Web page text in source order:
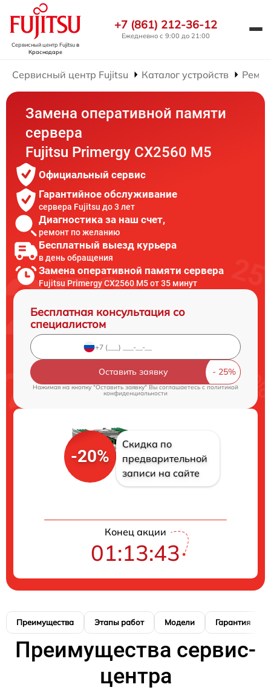
Сервисный центр Fujitsuв
Краснодаре
+7 (861) 212-36-12
Ежедневно с 9:00 до 21:00
Сервисный центр Fujitsu Каталог устройств
Замена оперативной памяти
сервера
Fujitsu Primergy CX2560 M5
Официальный сервис
Гарантийное обслуживание
сервера Fujitsu до 3 лет
Диагностика за наш счет,
ремонт по желанию
Бесплатный выезд курьера
в день обращения
Замена оперативной памяти сервера
Fujitsu Primergy CX2560 M5 от 35 минут
Бесплатная консультация со
специалистом
Оставить заявку
Нажимая на кнопку "Оставить заявку" Вы соглашаетесь cполитикой
конфиденциальности
-20%
Скидка по
предварительной
записи на сайте
Конец акции
01:13:42
Преимущества Этапы работ Модели Гарантия
Преимущества сервис-
центра